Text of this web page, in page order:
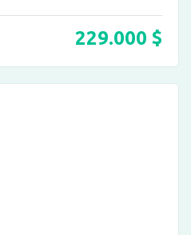
229.000 $